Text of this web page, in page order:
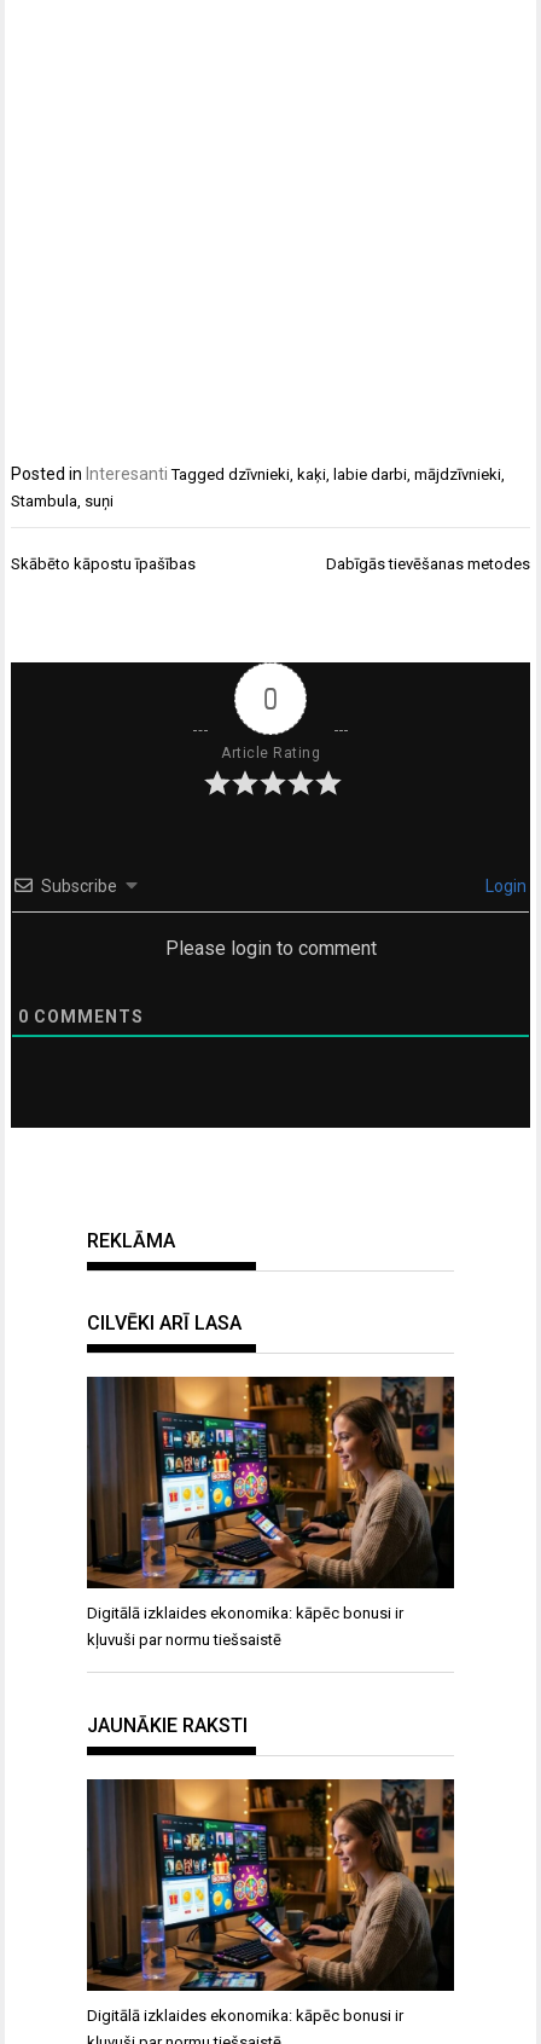
Posted in Interesanti Taggeddzīvnieki ,kaķi ,labie darbi ,mājdzīvnieki
Stambula suņi
Ziņu
Skābēto kāpostu īpašības Dabīgās tievēšanas metodes
0
Article Rating
Subscribe Login
Please login to comment
0 COMMENTS
REKLĀMA
CILVĒKI ARĪ LASA
Digitālā izklaides ekonomika: kāpēc bonusi ir
kļuvuši par normu tiešsaistē
JAUNĀKIE RAKSTI
Digitālā izklaides ekonomika: kāpēc bonusi ir